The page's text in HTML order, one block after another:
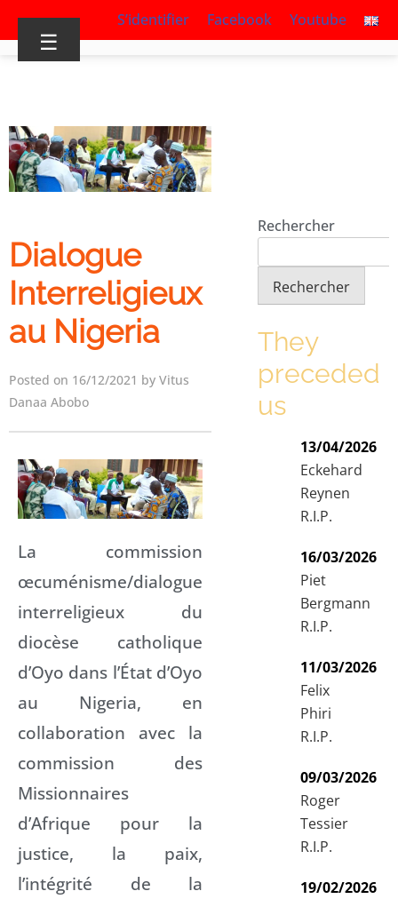
S’identifier Facebook Youtube
☰
Dialogue
Interreligieux
au Nigeria
Posted on 16/12/2021 by Vitus
Danaa Abobo
La commission
œcuménisme/dialogue
interreligieux du
diocèse catholique
d’Oyo dans l’État d’Oyo
au Nigeria, en
collaboration avec la
commission des
Missionnaires
d’Afrique pour la
justice, la paix,
l’intégrité de la
Rechercher
Rechercher
They
preceded
us
13/04/2026
Eckehard
Reynen
R.I.P.
16/03/2026
Piet
Bergmann
R.I.P.
11/03/2026
Felix
Phiri
R.I.P.
09/03/2026
Roger
Tessier
R.I.P.
19/02/2026